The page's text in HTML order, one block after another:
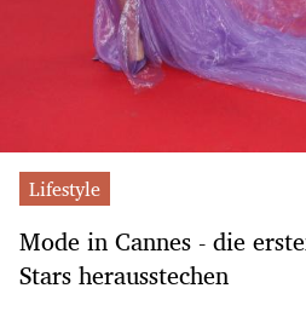
Lifestyle
Mode in Cannes - die
Stars herausstechen